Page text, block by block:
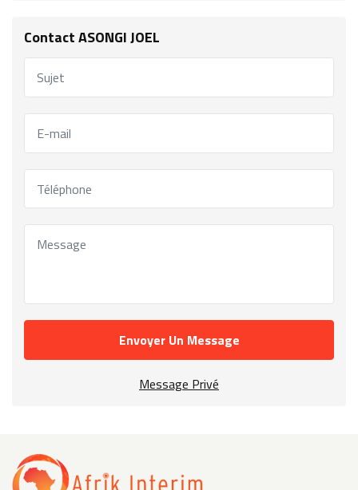
Contact ASONGI JOEL
Envoyer Un Message
Message Privé